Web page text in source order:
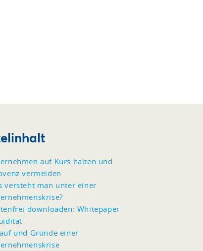
auf Kurs halten und
vermeiden
versteht man unter einer
downloaden: Whitepaper
und Gründe einer